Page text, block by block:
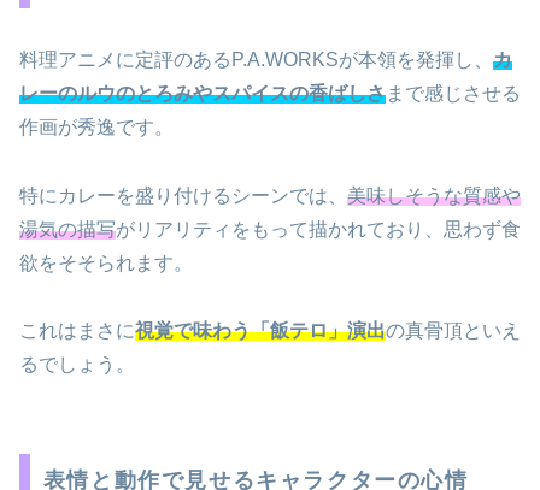
料理アニメに定評のあるP.A.WORKSが本領を発揮し、 カ
レーのルウのとろみやスパイスの香ばしさまで感じさせる
作画が秀逸です。
特にカレーを盛り付けるシーンでは、 美味しそうな質感や
湯気の描写がリアリティをもって描かれており、思わず食
欲をそそられます。
これはまさに視覚で味わう「飯テロ」演出の真骨頂といえ
るでしょう。
表情と動作で見せるキャラクターの心情